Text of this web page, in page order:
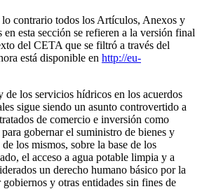
lo contrario todos los Artículos, Anexos y
esta sección se refieren a la versión final
del CETA que se filtró a través del
está disponible en http://eu-
de los servicios hídricos en los acuerdos
sigue siendo un asunto controvertido a
de comercio e inversión como
gobernar el suministro de bienes y
los mismos, sobre la base de los
el acceso a agua potable limpia y a
un derecho humano básico por la
y otras entidades sin fines de